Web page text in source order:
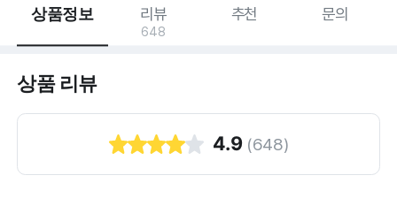
상품정보 리뷰
648
추천 문의
상품 리뷰
4.9 (648)